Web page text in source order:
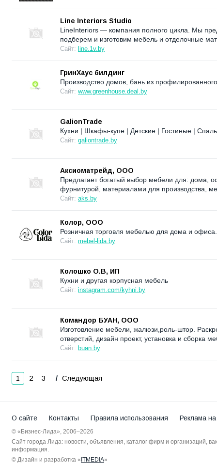
Line Interiors Studio
LineInteriors — компания полного цикла. Мы
подберем и изготовим мебель и отделочные
Сайт: line.1v.by
ГринХаус билдинг
Производство домов, бань из
Сайт: www.greenhouse.deal.by
GalionTrade
Кухни | Шкафы-купе | Детские | Гостиные |
Сайт: galiontrade.by
Аксиоматрейд, ООО
Предлагает богатый выбор мебели для: дома,
фурнитурой, материалами для производства,
Сайт: aks.by
Колор, ООО
Розничная торговля мебелью для дома и офиса.
Сайт: mebel-lida.by
Колошко О.В, ИП
Кухни и другая корпусная мебель
Сайт: instagram.com/kyhni.by
Командор БУАН, ООО
Изготовление мебели, жалюзи,роль-штор.
отверстий, дизайн проект, установка и сборка
Сайт: buan.by
1 2 3 Следующая
О сайте Контакты Правила использования Реклама
© «Бизнес-Лида», 2006–2026
Сайт города Лида: новости, объявления, каталог фирм и организаций,
информация.
© Дизайн и разработка « ITMEDIA»